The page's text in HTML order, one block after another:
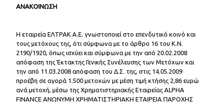
ΑΝΑΚΟΙΝΩΣΗ
Η εταιρεία ΕΛΤΡΑΚ Α.Ε. γνωστοποιεί στο επενδυτικό κοινό και
τους μετόχους της, ότι σύμφωνα με το άρθρο 16 του Κ.Ν.
2190/1920, όπως ισχύει και σύμφωνα με την από 20.02.2008
απόφαση της Έκτακτης Γενικής Συνέλευσης των Μετόχων και
την από 11.03.2008 απόφαση του Δ.Σ. της, στις 14.05.2009
προέβη σε αγορά 1.500 μετοχών με μέση τιμή κτήσης 2,86 ευρώ
ανά μετοχή, μέσω της Χρηματιστηριακής Εταιρείας ALPHA
FINANCE ΑΝΩΝΥΜΗ ΧΡΗΜΑΤΙΣΤΗΡΙΑΚΗ ΕΤΑΙΡΕΙΑ ΠΑΡΟΧΗΣ